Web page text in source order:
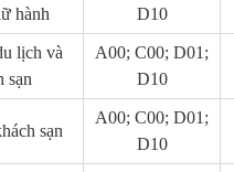
hành
D10
lịch và
sạn
A00; C00; D01;
D10
sạn
A00; C00; D01;
D10